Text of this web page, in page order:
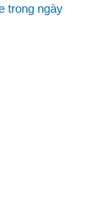
trong ngày